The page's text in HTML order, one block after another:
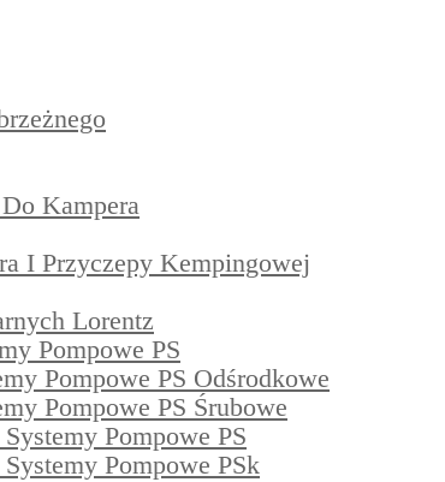
Kampera
I Przyczepy Kempingowej
Lorentz
Pompowe PS
Pompowe PS Odśrodkowe
Pompowe PS Śrubowe
Pompowe PS
Pompowe PSk